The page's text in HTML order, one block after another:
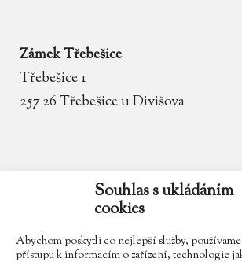
Souhlas s ukládáním
cookies
Abychom poskytli co nejlepší služby,
přístupu k informacím o zařízení, technologie
Zámek Třebešice
Třebešice 1
257 26 Třebešice u Divišova
zamek.trebesice@volny.cz
602 354 467